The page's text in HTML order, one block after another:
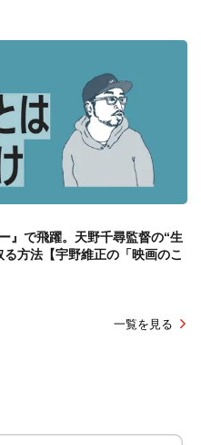
』で飛躍。天野千尋監督の“生
方法【宇野維正の「映画のこ
一覧を見る